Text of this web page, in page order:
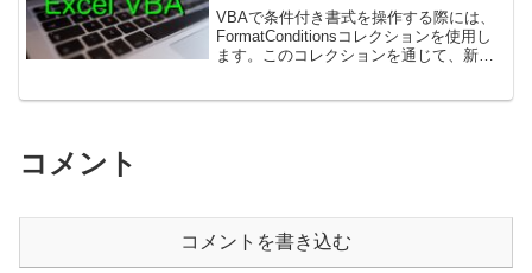
VBAで条件付き書式を操作する際には、
FormatConditionsコレクションを使用し
ます。このコレクションを通じて、新し
コメント
コメントを書き込む